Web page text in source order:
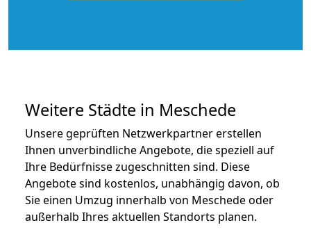
Weitere Städte in Meschede
Unsere geprüften Netzwerkpartner erstellen
Ihnen unverbindliche Angebote, die speziell auf
Ihre Bedürfnisse zugeschnitten sind. Diese
Angebote sind kostenlos, unabhängig davon, ob
Sie einen Umzug innerhalb von Meschede oder
außerhalb Ihres aktuellen Standorts planen.